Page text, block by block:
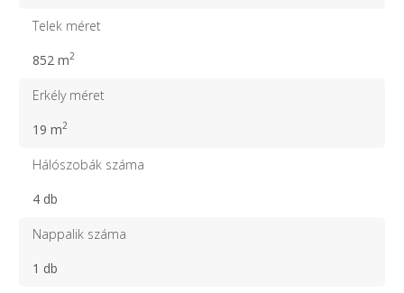
Telek méret
852 m2
Erkély méret
19 m2
Hálószobák száma
4 db
Nappalik száma
1 db